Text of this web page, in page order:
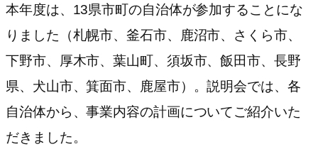
本年度は、13県市町の自治体が参加することにな
りました（札幌市、釜石市、鹿沼市、さくら市、
下野市、厚木市、葉山町、須坂市、飯田市、長野
県、犬山市、箕面市、鹿屋市）。説明会では、各
自治体から、事業内容の計画についてご紹介いた
だきました。